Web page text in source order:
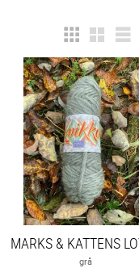
grå